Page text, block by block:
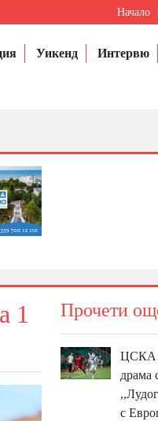
Начало
Уикенд Интервю
1
Прочети
ЦСКА
драма
с